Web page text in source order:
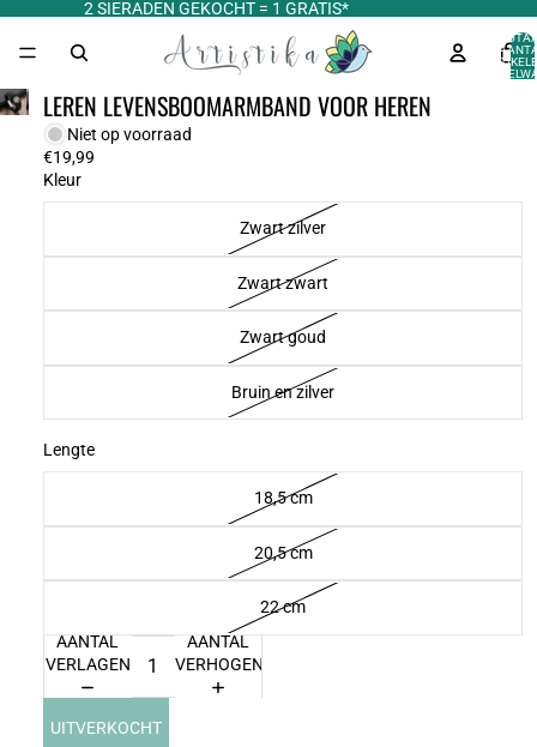
2 SIERADEN GEKOCHT = 1 GRATIS*
LEREN LEVENSBOOMARMBAND VOOR HEREN
Niet op voorraad
€19,99
Kleur
Zwart zilver
Zwart zwart
Zwart goud
Bruin en zilver
Lengte
18,5 cm
20,5 cm
22 cm
AANTAL
VERLAGEN
AANTAL
VERHOGEN
UITVERKOCHT